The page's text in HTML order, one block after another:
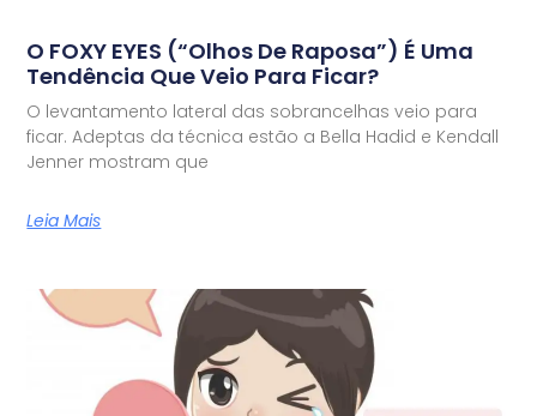
O FOXY EYES (“olhos De Raposa”) É Uma
Tendência Que Veio Para Ficar?
O levantamento lateral das sobrancelhas veio para
ficar. Adeptas da técnica estão a Bella Hadid e Kendall
Jenner mostram que
Leia Mais